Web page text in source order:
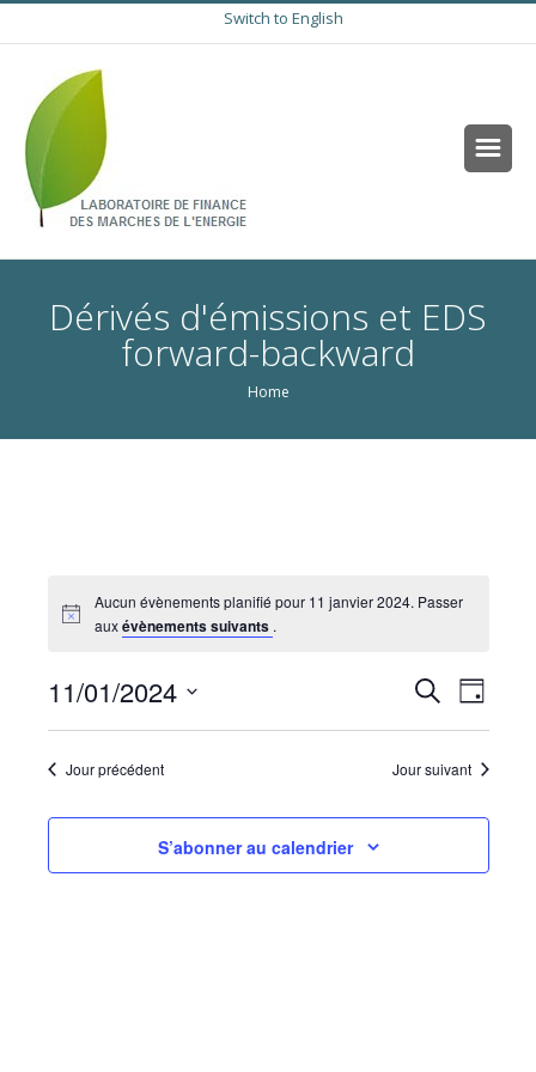
Switch to English
Dérivés d'émissions et EDS
forward-backward
Home
Aucun évènements planifié pour 11 janvier 2024. Passer
auxévènements suivants .
et
de
vues
Recherche
de
vues
Jour
11/01/2024
date.Jour précédent Jour suivant
S’abonner au calendrier